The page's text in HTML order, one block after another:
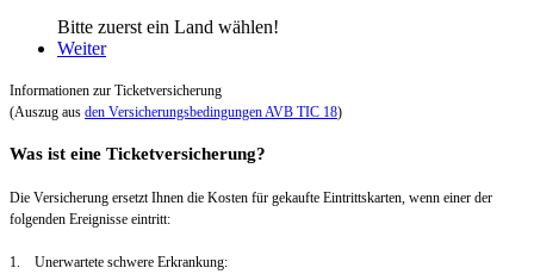
Bitte zuerst ein Land wählen!
Weiter
Informationen zur Ticketversicherung
(Auszug aus den Versicherungsbedingungen AVB TIC 18)
Was ist eine Ticketversicherung?
Die Versicherung ersetzt Ihnen die Kosten für gekaufte Eintrittskarten, wenn einer der
folgenden Ereignisse eintritt:
1. Unerwartete schwere Erkrankung: